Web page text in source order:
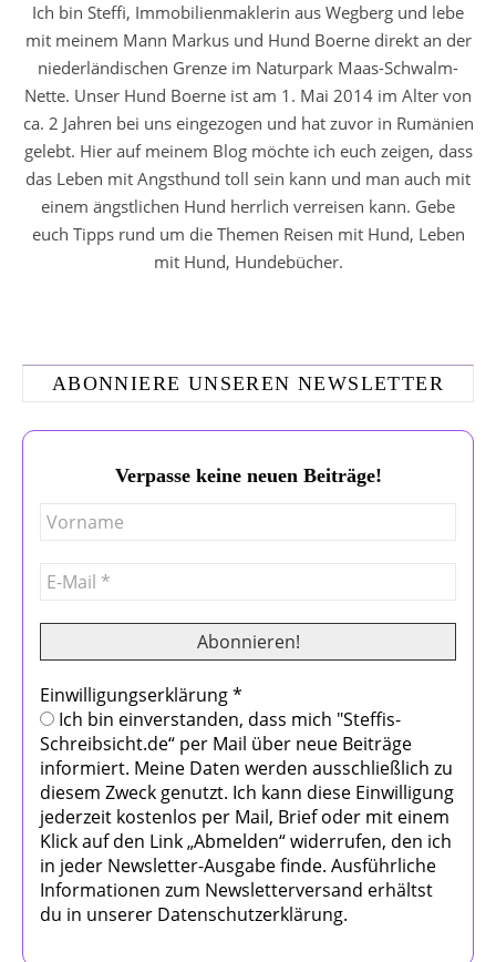
Ich bin Steffi, Immobilienmaklerin aus Wegberg und lebe
mit meinem Mann Markus und Hund Boerne direkt an der
niederländischen Grenze im Naturpark Maas-Schwalm-
Nette. Unser Hund Boerne ist am 1. Mai 2014 im Alter von
ca. 2 Jahren bei uns eingezogen und hat zuvor in Rumänien
gelebt. Hier auf meinem Blog möchte ich euch zeigen, dass
das Leben mit Angsthund toll sein kann und man auch mit
einem ängstlichen Hund herrlich verreisen kann. Gebe
euch Tipps rund um die Themen Reisen mit Hund, Leben
mit Hund, Hundebücher.
ABONNIERE UNSEREN NEWSLETTER
Verpasse keine neuen Beiträge!
Einwilligungserklärung*
Ich bin einverstanden, dass mich "Steffis-
Schreibsicht.de“ per Mail über neue Beiträge
informiert. Meine Daten werden ausschließlich zu
diesem Zweck genutzt. Ich kann diese Einwilligung
jederzeit kostenlos per Mail, Brief oder mit einem
Klick auf den Link „Abmelden“ widerrufen, den ich
in jeder Newsletter-Ausgabe finde. Ausführliche
Informationen zum Newsletterversand erhältst
du in unserer Datenschutzerklärung.